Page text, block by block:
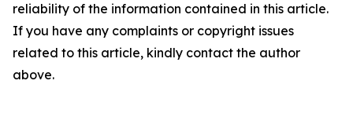
reliability of the information contained in this article.
If you have any complaints or copyright issues
related to this article, kindly contact the author
above.